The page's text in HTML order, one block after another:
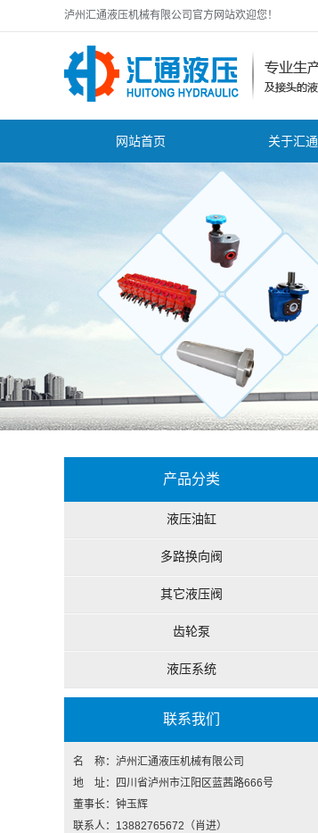
泸州汇通液压机械有限公司官方网站欢迎您！
网站首页
关于汇通
公司简介
zhuanli证书
资质证书
营业执照
产品分类
液压油缸
多路换向阀
其它液压阀
齿轮泵
液压系统
联系我们
名 称：泸州汇通液压机械有限公司
地 址：四川省泸州市江阳区蓝茜路666号
董事长：钟玉辉
联系人：13882765672（肖进）